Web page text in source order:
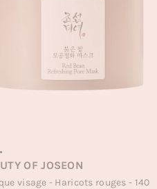
OF JOSEON
visage - Haricots rouges - 140